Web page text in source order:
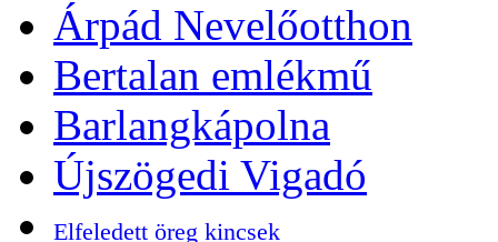
Árpád Nevelőotthon
Bertalan emlékmű
Barlangkápolna
Újszögedi Vigadó
Elfeledett öreg kincsek